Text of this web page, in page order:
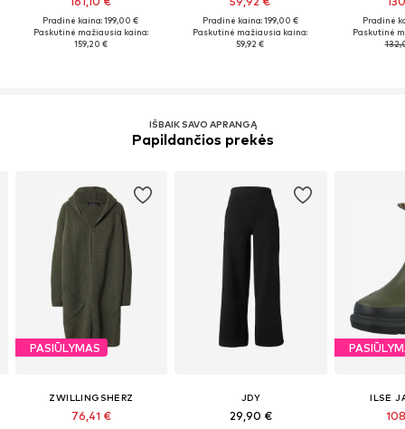
Pradinė kaina: 199,00 €
Paskutinė mažiausia kaina:
159,20 €
Pradinė kaina: 199,00 €
Paskutinė mažiausia kaina:
59,92 €
Pradinė
Paskutinė
IŠBAIK SAVO APRANGĄ
Papildančios prekės
PASIŪLYMAS
ZWILLINGSHERZ
76,41 €
JDY
29,90 €
ILSE